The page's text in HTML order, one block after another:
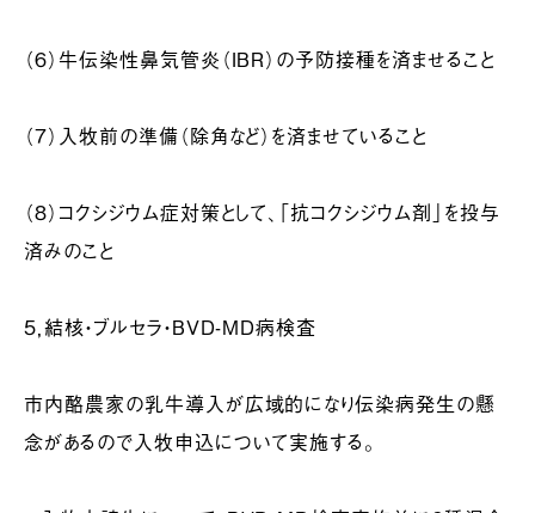
（６）牛伝染性鼻気管炎（IBR）の予防接種を済ませること
（７）入牧前の準備（除角など）を済ませていること
（８）コクシジウム症対策として、「抗コクシジウム剤」を投与
済みのこと
５，結核・ブルセラ・BVD-MD病検査
市内酪農家の乳牛導入が広域的になり伝染病発生の懸
念があるので入牧申込について実施する。